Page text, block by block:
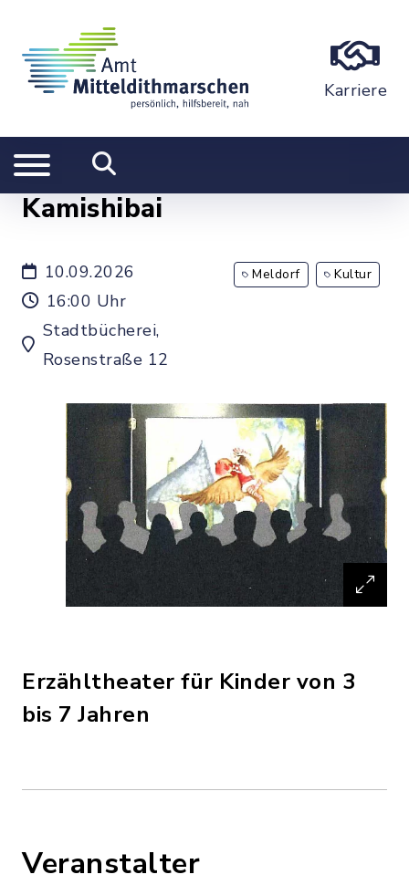
Karriere
Kamishibai
10.09.2026
16:00 Uhr
Stadtbücherei,
Rosenstraße 12
Meldorf Kultur
Erzähltheater für Kinder von 3
bis 7 Jahren
Veranstalter